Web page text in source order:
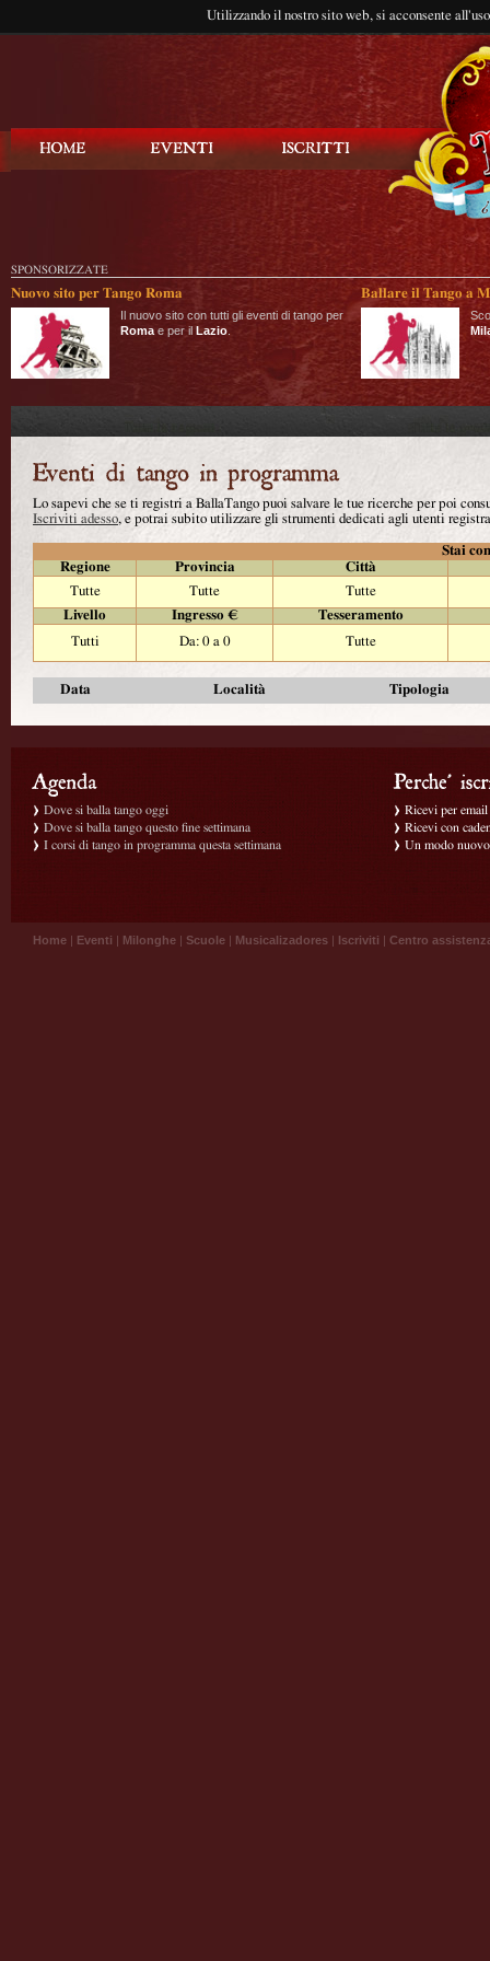
Utilizzando il nostro sito web, si acconsente
SPONSORIZZATE
Nuovo sito per Tango Roma
Il nuovo sito con tutti gli eventi di tango per
Roma e per il Lazio
Ballare il Tango a
Lo sapevi che se ti registri a BallaTango puoi salvare le tue ricerche per poi
Iscriviti adesso, e potrai subito utilizzare gli strumenti dedicati agli utenti
Stai
Regione
Provincia
Città
Tutte
Tutte
Tutte
Livello
Ingresso €
Tesseramento
Tutti
Da: 0 a 0 Tutte
Data Località Tipologia
Dove si balla tango oggi
Dove si balla tango questo fine settimana
I corsi di tango in programma questa settimana
Ricevi per
Ricevi con
Un modo
Home | Eventi | Milonghe | Scuole | Musicalizadores | Iscriviti | Centro